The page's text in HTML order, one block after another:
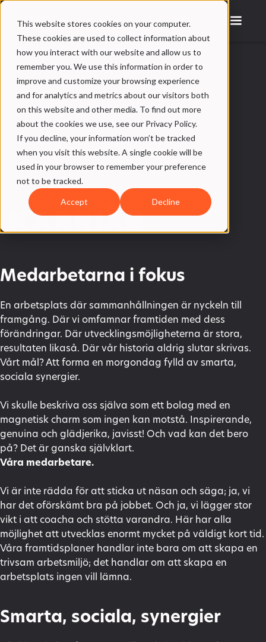
This website stores cookies on your computer.
These cookies are used to collect information about
how you interact with our website and allow us to
remember you. We use this information in order to
improve and customize your browsing experience
and for analytics and metrics about our visitors both
on this website and other media. To find out more
about the cookies we use, see our Privacy Policy.
If you decline, your information won’t be tracked
when you visit this website. A single cookie will be
used in your browser to remember your preference
not to be tracked.
Accept Decline
KARRIÄR.
Medarbetarna i fokus
En arbetsplats där sammanhållningen är nyckeln till
framgång. Där vi omfamnar framtiden med dess
förändringar. Där utvecklingsmöjligheterna är stora,
resultaten likaså. Där vår historia aldrig slutar skrivas.
Vårt mål? Att forma en morgondag fylld av smarta,
sociala synergier.
Vi skulle beskriva oss själva som ett bolag med en
magnetisk charm som ingen kan motstå. Inspirerande,
genuina och glädjerika, javisst! Och vad kan det bero
på? Det är ganska självklart.
Våra medarbetare.
Vi är inte rädda för att sticka ut näsan och säga; ja, vi
har det oförskämt bra på jobbet. Och ja, vi lägger stor
vikt i att coacha och stötta varandra. Här har alla
möjlighet att utvecklas enormt mycket på väldigt kort tid.
Våra framtidsplaner handlar inte bara om att skapa en
trivsam arbetsmiljö; det handlar om att skapa en
arbetsplats ingen vill lämna.
Smarta, sociala, synergier